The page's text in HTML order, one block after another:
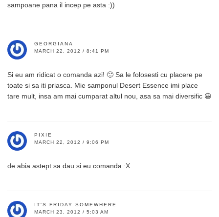
sampoane pana il incep pe asta :))
GEORGIANA
MARCH 22, 2012 / 8:41 PM
Si eu am ridicat o comanda azi! 🙂 Sa le folosesti cu placere pe
toate si sa iti priasca. Mie samponul Desert Essence imi place
tare mult, insa am mai cumparat altul nou, asa sa mai diversific 😀
PIXIE
MARCH 22, 2012 / 9:06 PM
de abia astept sa dau si eu comanda :X
IT'S FRIDAY SOMEWHERE
MARCH 23, 2012 / 5:03 AM